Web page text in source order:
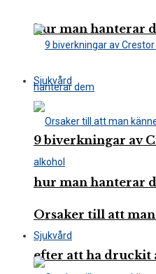
hur man hanterar
Sjukvård
Orsaker till att
efter att ha druckit
9 biverkningar av
hur man hanterar
Sjukvård